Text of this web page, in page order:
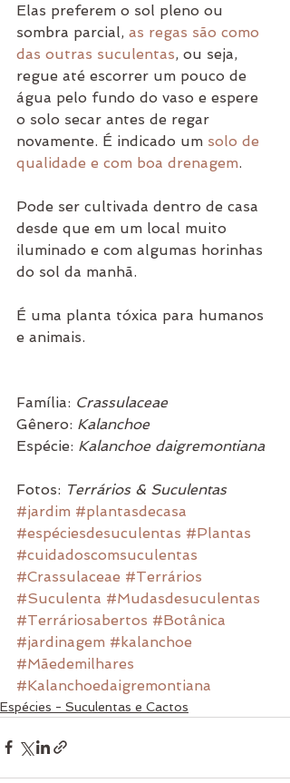
Elas preferem o sol pleno ou
sombra parcial, as regas são como
das outras suculentas, ou seja,
regue até escorrer um pouco de
água pelo fundo do vaso e espere
o solo secar antes de regar
novamente. É indicado um solo de
qualidade e com boa drenagem.
Pode ser cultivada dentro de casa
desde que em um local muito
iluminado e com algumas horinhas
do sol da manhã.
É uma planta tóxica para humanos
e animais.
Família: Crassulaceae
Gênero: Kalanchoe
Espécie: Kalanchoe daigremontiana
Fotos: Terrários & Suculentas
#jardim #plantasdecasa
#espéciesdesuculentas #Plantas
#cuidadoscomsuculentas
#Crassulaceae #Terrários
#Suculenta #Mudasdesuculentas
#Terráriosabertos #Botânica
#jardinagem #kalanchoe
#Mãedemilhares
#Kalanchoedaigremontiana
Espécies - Suculentas e Cactos